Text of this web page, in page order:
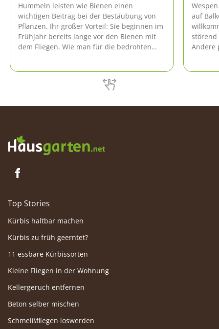
Hummeln leisten wie Bienen einen
wichtigen Beitrag bei der Bestäubung von
Pflanzen. Ihr großer Vorteil: Sie beginnen im
Frühjahr bereits lange vor den Bienen mit
dem Fliegen. Wie man für die bedrohten
auf
störend
Andere
Top Stories
Kürbis haltbar machen
Kürbis zu früh geerntet?
11 essbare Kürbissorten
Kleine Fliegen in der Wohnung
Kellergeruch entfernen
Beton selber mischen
Schmeißfliegen loswerden